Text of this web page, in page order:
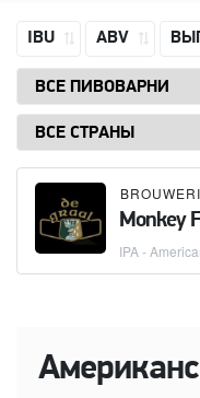
IBU ABV
Monkey
IPA -